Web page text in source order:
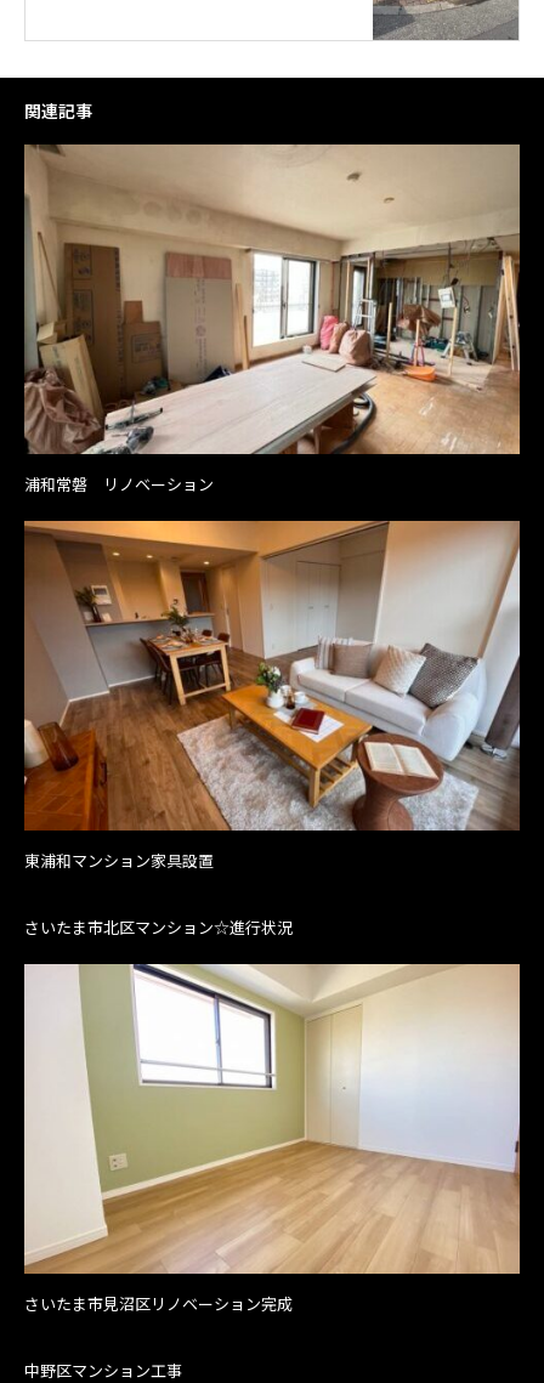
関連記事
浦和常磐 リノベーション
東浦和マンション家具設置
さいたま市北区マンション☆進行状況
さいたま市見沼区リノベーション完成
中野区マンション工事